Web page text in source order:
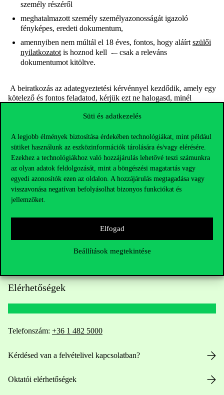
Süti és adatkezelés
A legjobb élmények biztosítása érdekében technológiákat, mint például
sütiket használunk az eszközinformációk tárolására és/vagy elérésére.
Ezekhez a technológiákhoz való hozzájárulás lehetővé teszi számunkra
az olyan adatok feldolgozását, mint a böngészési magatartás vagy
egyedi azonosítók ezen az oldalon. A hozzájárulás megtagadása vagy
visszavonása negatívan befolyásolhat bizonyos funkciókat és
jellemzőket.
Elfogad
Beállítások megtekintése
személy részéről
meghatalmazott személy személyazonosságát igazoló
fényképes, eredeti dokumentum,
amennyiben nem múltál el 18 éves, fontos, hogy aláírt szülői
nyilatkozatot is hoznod kell -– csak a releváns
dokumentumot kitöltve.
A beiratkozás az adategyeztetési kérvénnyel kezdődik, amely egy
kötelező és fontos feladatod, kérjük ezt ne halogasd, minél
Elérhetőségek
Telefonszám: +36 1 482 5000
Kérdésed van a felvételivel kapcsolatban?
Oktatói elérhetőségek